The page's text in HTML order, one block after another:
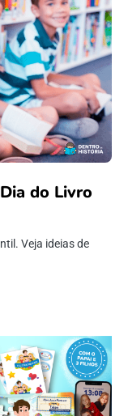
do Livro
Veja ideias de